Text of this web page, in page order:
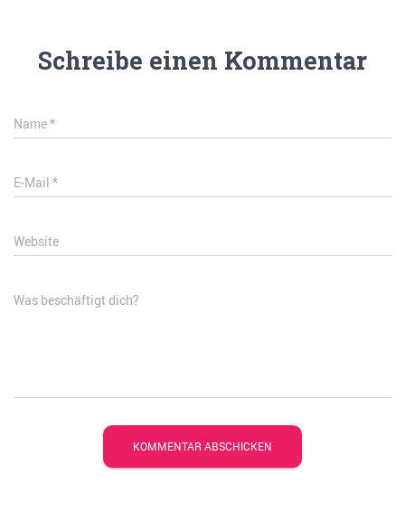
Schreibe einen Kommentar
Name*
E-Mail *
Website
Was beschäftigt dich?